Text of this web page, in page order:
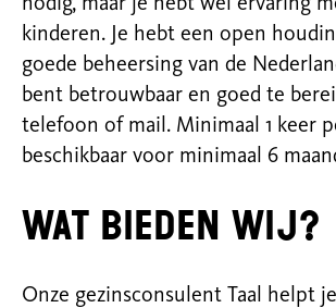
nodig, maar je hebt wel ervaring
kinderen. Je hebt een open
goede beheersing van de
bent betrouwbaar en goed te
telefoon of mail. Minimaal 1 keer
beschikbaar voor minimaal 6
Wat bieden wij?
Onze gezinsconsulent Taal helpt